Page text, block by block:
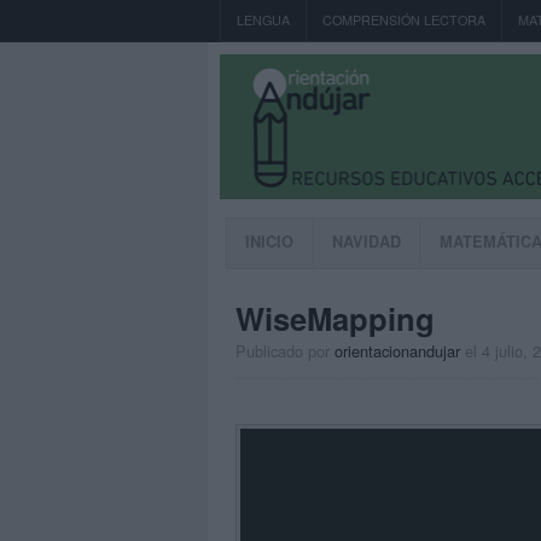
LENGUA COMPRENSIÓN LECTORA
INICIO NAVIDAD
WiseMapping
Publicado por orientacionandujar el 4 julio,